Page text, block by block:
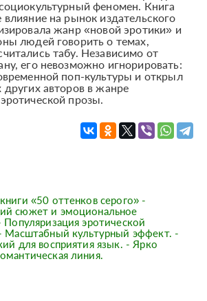
феномен. Книга
влияние на рынок издательского
жанр «новой эротики» и
людей говорить о темах,
табу. Независимо от
его невозможно игнорировать:
поп-культуры и открыл
авторов в жанре
прозы.
«50 оттенков серого» -
сюжет и эмоциональное
Популяризация эротической
Масштабный культурный эффект. -
для восприятия язык. - Ярко
линия.